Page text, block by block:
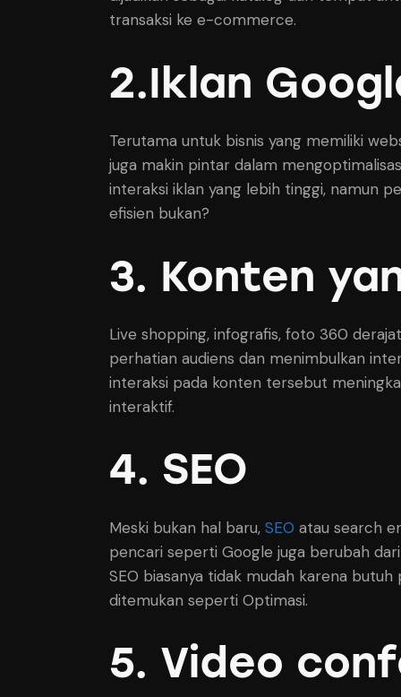
transaksi ke e-commerce.
2.Iklan
Terutama untuk bisnis yang memiliki
juga makin pintar dalam
interaksi iklan yang lebih tinggi, namun
efisien bukan?
3. Konten
Live shopping, infografis, foto 360
perhatian audiens dan menimbulkan
interaksi pada konten tersebut
interaktif.
4. SEO
Meski bukan hal baru, SEO atau search
pencari seperti Google juga berubah
SEO biasanya tidak mudah karena
ditemukan seperti Optimasi.
5. Video